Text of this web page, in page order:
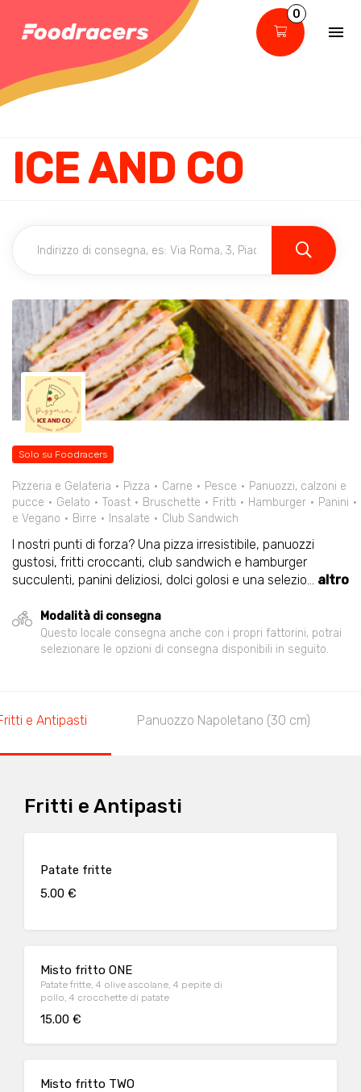
0
ICE AND CO
Solo su Foodracers
Pizzeria e Gelateria Pizza Carne Pesce
Panuozzi, calzoni e
pucce
Gelato Toast Bruschette Fritti Hamburger
Panini
e Vegano
Birre Insalate Club Sandwich
I nostri punti di forza? Una pizza irresistibile, panuozzi
gustosi, fritti croccanti, club sandwich e hamburger
succulenti, panini deliziosi, dolci golosi e una selezio... altro
Modalità di consegna
Questo locale consegna anche con i propri fattorini, potrai
selezionare le opzioni di consegna disponibili in seguito.
e Antipasti Panuozzo Napoletano (30 cm)
Fritti e Antipasti
Patate fritte
5.00 €
Misto fritto ONE
Patate fritte, 4 olive ascolane, 4 pepite di
pollo, 4 crocchette di patate
15.00 €
Misto fritto TWO